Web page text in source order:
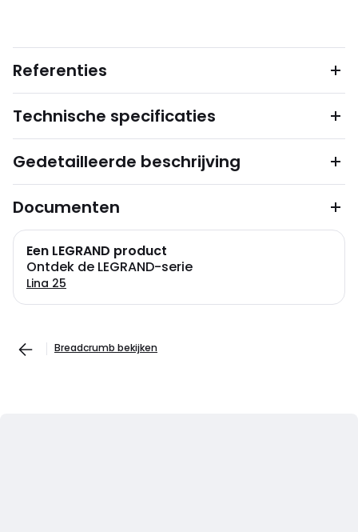
Referenties
Technische specificaties
Gedetailleerde beschrijving
Documenten
Een LEGRAND product
Ontdek de LEGRAND-serie
Lina 25
Breadcrumb bekijken